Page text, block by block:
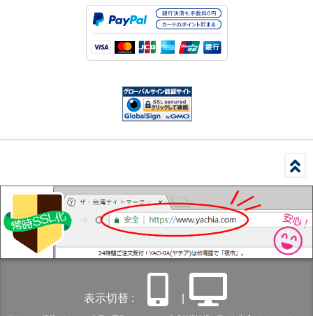
表示切替 :